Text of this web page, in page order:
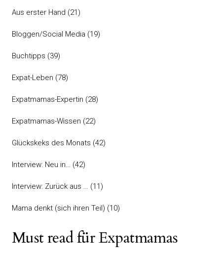
Aus erster Hand (21)
Bloggen/Social Media (19)
Buchtipps (39)
Expat-Leben (78)
Expatmamas-Expertin (28)
Expatmamas-Wissen (22)
Glückskeks des Monats (42)
Interview: Neu in… (42)
Interview: Zurück aus … (11)
Mama denkt (sich ihren Teil) (10)
Must read für Expatmamas